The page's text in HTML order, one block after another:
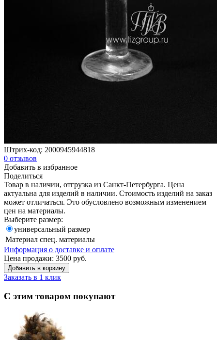
Штрих-код: 2000945944818
0 отзывов
Добавить в избранное
Поделиться
Товар в наличии, отгрузка из Санкт-Петербурга. Цена
актуальна для изделий в наличии. Стоимость изделий на заказ
может отличаться. Это обусловлено возможным изменением
цен на материалы.
Выберите размер:
универсальный размер
Материал спец. материалы
Информация о доставке и оплате
Цена продажи: 3500 руб.
Добавить в корзину
Заказать в 1 клик
С этим товаром покупают